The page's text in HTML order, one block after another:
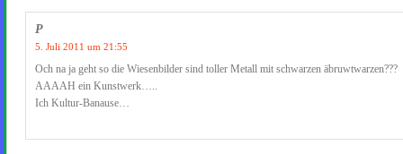
P
5. Juli 2011 um 21:55
Och na ja geht so die Wiesenbilder sind toller Metall mit schwarzen äbruwtwarzen???
AAAAH ein Kunstwerk…..
Ich Kultur-Banause…